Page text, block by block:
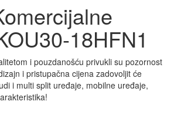
18HFN1
i pouzdanošću privukli su pozornost
i pristupačna cijena zadovoljit će
i multi split uređaje, mobilne uređaje,